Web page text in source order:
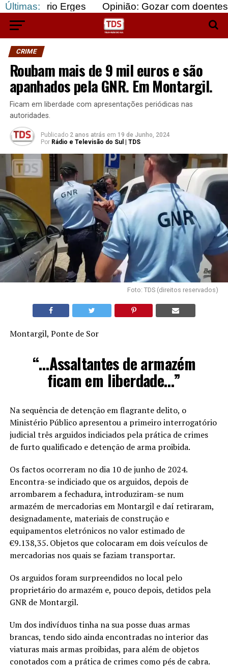
Últimas:
Erges Opinião: Gozar com doentes e bajular
CRIME
Roubam mais de 9 mil euros e são
apanhados pela GNR. Em Montargil.
Ficam em liberdade com apresentações periódicas nas
autoridades.
Publicado 2 anos atrás em 19 de Junho, 2024
Por Rádio e Televisão do Sul | TDS
Foto: TDS (direitos reservados)
Montargil, Ponte de Sor
“…Assaltantes de armazém
ficam em liberdade…”
Na sequência de detenção em flagrante delito, o
Ministério Público apresentou a primeiro interrogatório
judicial três arguidos indiciados pela prática de crimes
de furto qualificado e detenção de arma proibida.
Os factos ocorreram no dia 10 de junho de 2024.
Encontra-se indiciado que os arguidos, depois de
arrombarem a fechadura, introduziram-se num
armazém de mercadorias em Montargil e daí retiraram,
designadamente, materiais de construção e
equipamentos eletrónicos no valor estimado de
€9.138,35. Objetos que colocaram em dois veículos de
mercadorias nos quais se faziam transportar.
Os arguidos foram surpreendidos no local pelo
proprietário do armazém e, pouco depois, detidos pela
GNR de Montargil.
Um dos indivíduos tinha na sua posse duas armas
brancas, tendo sido ainda encontradas no interior das
viaturas mais armas proibidas, para além de objetos
conotados com a prática de crimes como pés de cabra.